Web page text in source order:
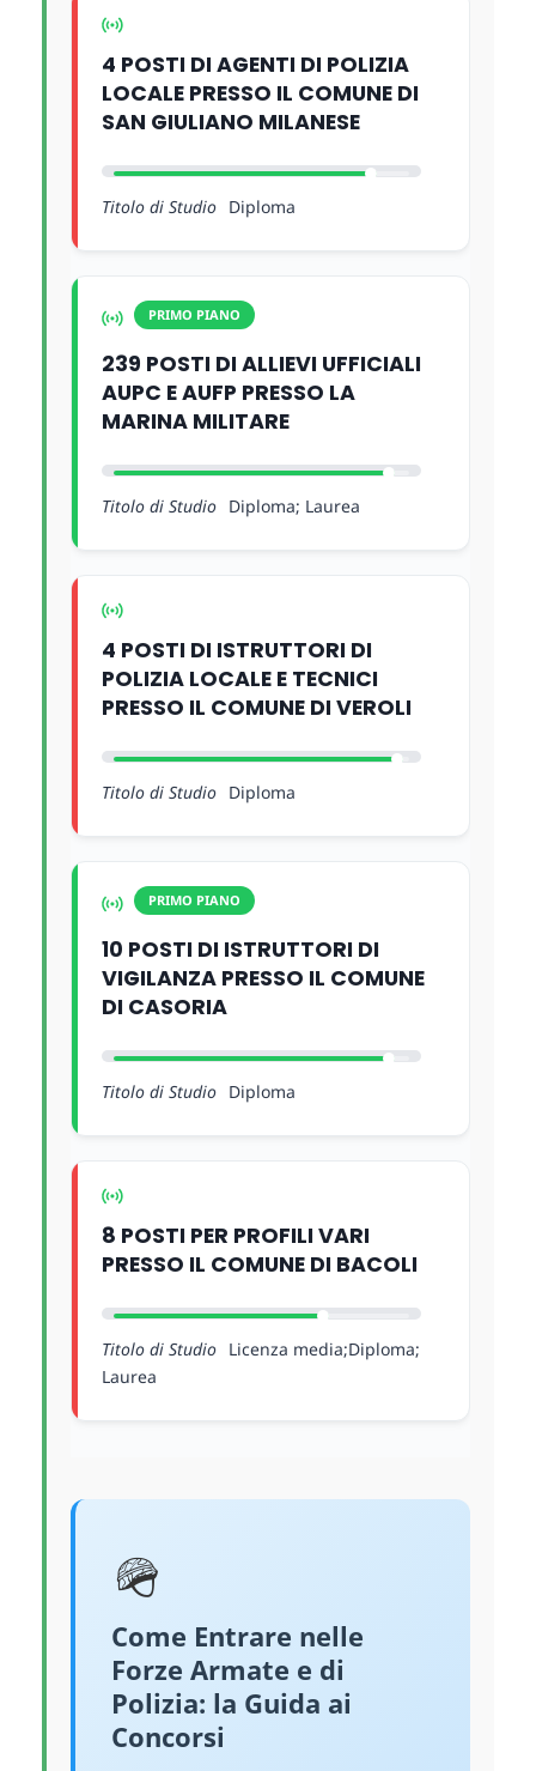
4 POSTI DI AGENTI DI POLIZIA
LOCALE PRESSO IL COMUNE DI
SAN GIULIANO MILANESE
Titolo di Studio Diploma
PRIMO PIANO
239 POSTI DI ALLIEVI UFFICIALI
AUPC E AUFP PRESSO LA
MARINA MILITARE
Titolo di Studio Diploma; Laurea
4 POSTI DI ISTRUTTORI DI
POLIZIA LOCALE E TECNICI
PRESSO IL COMUNE DI VEROLI
Titolo di Studio Diploma
PRIMO PIANO
10 POSTI DI ISTRUTTORI DI
VIGILANZA PRESSO IL COMUNE
DI CASORIA
Titolo di Studio Diploma
8 POSTI PER PROFILI VARI
PRESSO IL COMUNE DI BACOLI
Titolo di Studio Licenza media;Diploma;
Laurea
🪖
Come Entrare nelle
Forze Armate e di
Polizia: la Guida ai
Concorsi